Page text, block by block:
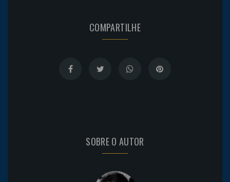
COMPARTILHE
SOBRE O AUTOR